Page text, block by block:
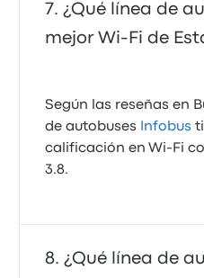
¿Qué línea de
mejor Wi‑Fi de
Según las reseñas en
de autobuses
Infobus
calificación en Wi‑Fi
3.8.
¿Qué línea de